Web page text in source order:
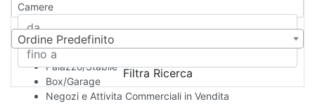
Rustico/Casale
Camera d'Albergo
Multiproprietà
Palazzo/Stabile
Box/Garage
Negozi e Attivita Commerciali in Vendita
Camere
Ordine Predefinito
Filtra Ricerca